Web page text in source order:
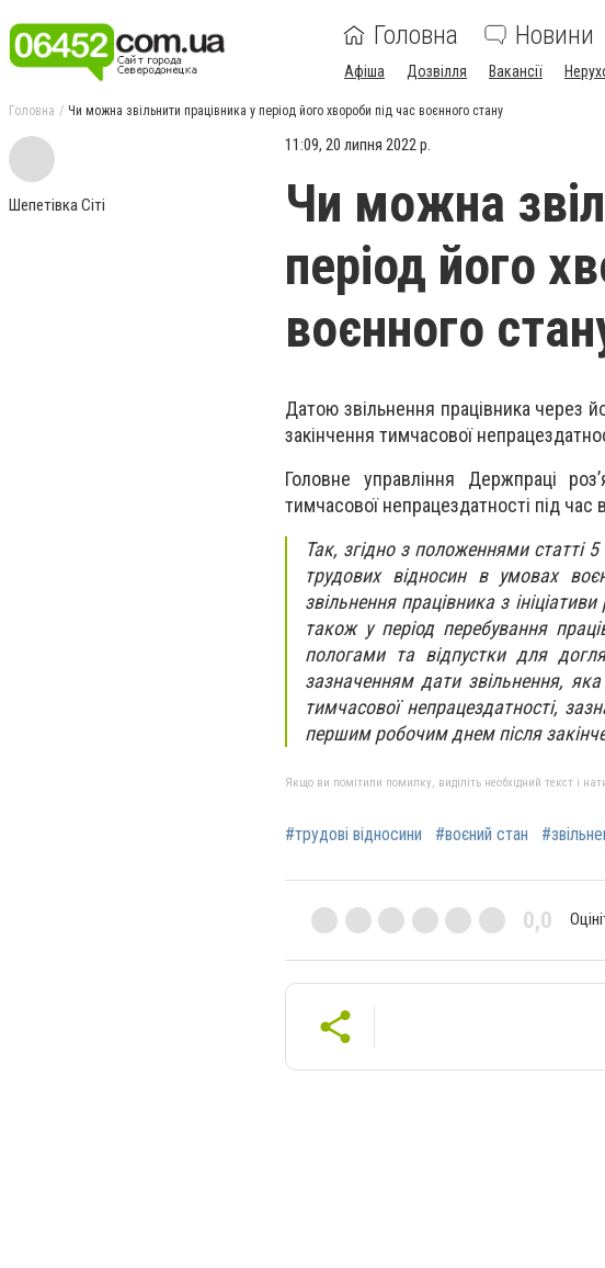
Головна Новини
Афіша Дозвілля Вакансії
Головна Чи можна звільнити працівника у період його хвороби під час воєнного стану
Шепетівка Сіті
11:09, 20 липня 2022 р.
Чи можна
період його
воєнного
Датою звільнення працівника через
закінчення тимчасової
Головне управління Держпраці
тимчасової непрацездатності під час
Так, згідно з положеннями статті
трудових відносин в умовах
звільнення працівника з
також у період перебування
пологами та відпустки для
зазначенням дати звільнення,
тимчасової непрацездатності,
першим робочим днем після
Якщо ви помітили помилку, виділіть необхідний текст і
#трудові відносини #воєний стан
0,0